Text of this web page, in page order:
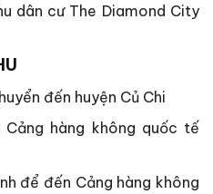
dân cư The Diamond City
đến huyện Củ Chi
hàng không quốc tế
để đến Cảng hàng không